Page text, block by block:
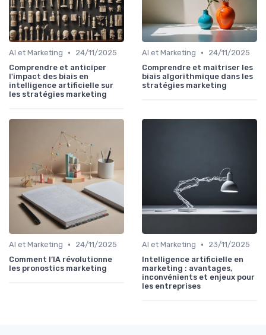
AI et Marketing •
24/11/2025
Comprendre et anticiper
l'impact des biais en
intelligence artificielle sur
les stratégies marketing
AI et Marketing •
24/11/2025
Comprendre et maîtriser les
biais algorithmique dans les
stratégies marketing
AI et Marketing •
24/11/2025
Comment l’IA révolutionne
les pronostics marketing
AI et Marketing •
23/11/2025
Intelligence artificielle en
marketing : avantages,
inconvénients et enjeux pour
les entreprises